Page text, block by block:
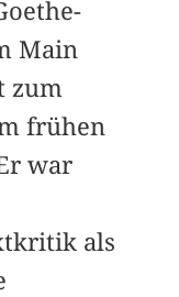
Main
zum
frühen
war
als